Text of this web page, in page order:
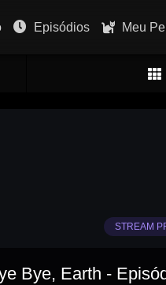
Episódios Meu
STREAM
Bye, Earth -